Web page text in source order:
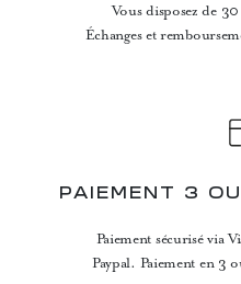
Vous disposez de
Échanges et
PAIEMENT 3
Paiement sécurisé via
Paypal. Paiement en 3